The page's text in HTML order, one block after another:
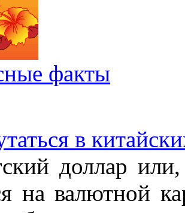
факты
в
доллар
на валютной